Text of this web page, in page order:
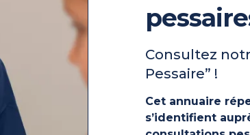
Consultez
Pessaire” !
Cet annuaire
s’identifient